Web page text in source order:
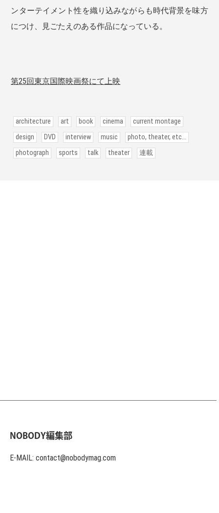
ンターテイメント性を織り込みながらも時代背景を味方
につけ、見ごたえのある作品になっている。
第25回東京国際映画祭にて上映
architecture art book cinema
current montage
design
DVD interview music
photo, theater, etc...
photograph
sports talk theater 連載
NOBODY編集部
E-MAIL: contact@nobodymag.com